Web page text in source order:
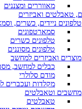
מאווררים ומצננים
טאבלטים ואביזרים
טלפונים ניידים, כשרים,
סמארטפונים
טלפונים כשרים
טלפונים מסוננים
מוצרים ואביזרים למחשב
כבלים למחשב,
מודם סלולרי
מקלדות ועכברים
מחשבים וטאבלטים
טאבלטים